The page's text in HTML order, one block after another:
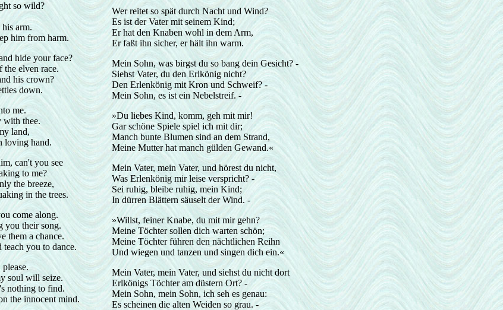
so wild?
arm.
him from harm.
hide your face?
elven race.
his crown?
down.
me.
with thee.
land,
loving hand.
can't you see
to me?
the breeze,
in the trees.
come along.
you their song.
them a chance.
you to dance.
soul will seize.
nothing to find.
the innocent mind.
Wer reitet so spät durch Nacht und Wind?
Es ist der Vater mit seinem Kind;
Er hat den Knaben wohl in dem Arm,
Er faßt ihn sicher, er hält ihn warm.
Mein Sohn, was birgst du so bang dein Gesicht? -
Siehst Vater, du den Erlkönig nicht?
Den Erlenkönig mit Kron und Schweif? -
Mein Sohn, es ist ein Nebelstreif. -
»Du liebes Kind, komm, geh mit mir!
Gar schöne Spiele spiel ich mit dir;
Manch bunte Blumen sind an dem Strand,
Meine Mutter hat manch gülden Gewand.«
Mein Vater, mein Vater, und hörest du nicht,
Was Erlenkönig mir leise verspricht? -
Sei ruhig, bleibe ruhig, mein Kind;
In dürren Blättern säuselt der Wind. -
»Willst, feiner Knabe, du mit mir gehn?
Meine Töchter sollen dich warten schön;
Meine Töchter führen den nächtlichen Reihn
Und wiegen und tanzen und singen dich ein.«
Mein Vater, mein Vater, und siehst du nicht dort
Erlkönigs Töchter am düstern Ort? -
Mein Sohn, mein Sohn, ich seh es genau:
Es scheinen die alten Weiden so grau. -